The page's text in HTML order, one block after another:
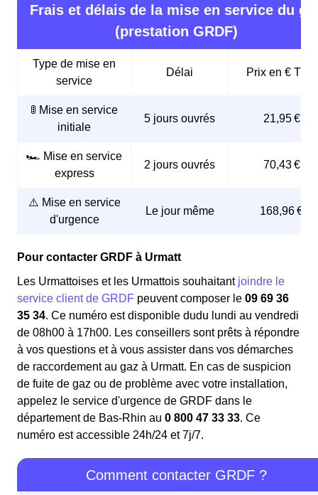
Frais et délais de la mise en service du
(prestation GRDF)
Type de mise en
service
Délai Prix en € TTC
🚦 Mise en service
initiale
5 jours ouvrés 21,95 €
🏎️ Mise en service
express
2 jours ouvrés 70,43 €
⚠️ Mise en service
d'urgence
Le jour même 168,96 €
Pour contacter GRDF à Urmatt
Les Urmattoises et les Urmattois souhaitant joindre le
service client de GRDF peuvent composer le 09 69 36
35 34. Ce numéro est disponible dudu lundi au vendredi
de 08h00 à 17h00. Les conseillers sont prêts à répondre
à vos questions et à vous assister dans vos démarches
de raccordement au gaz à Urmatt. En cas de suspicion
de fuite de gaz ou de problème avec votre installation,
appelez le service d'urgence de GRDF dans le
département de Bas-Rhin au 0 800 47 33 33. Ce
numéro est accessible 24h/24 et 7j/7.
Comment contacter GRDF ?